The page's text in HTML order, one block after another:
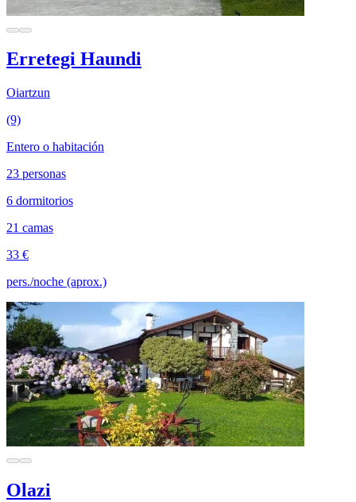
Erretegi Haundi
Oiartzun
(9)
Entero o habitación
23 personas
6 dormitorios
21 camas
33 €
pers./noche (aprox.)
Olazi